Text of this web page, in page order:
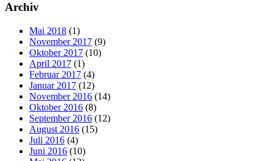
Archiv
Mai 2018 (1)
November 2017 (9)
Oktober 2017 (10)
April 2017 (1)
Februar 2017 (4)
Januar 2017 (12)
November 2016 (14)
Oktober 2016 (8)
September 2016 (12)
August 2016 (15)
Juli 2016 (4)
Juni 2016 (10)